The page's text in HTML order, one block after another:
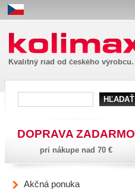
Kolimax
DOPRAVA ZADARMO
pri nákupe nad 70 €
Akčná ponuka
Kvalitný riad od českého výrobcu.